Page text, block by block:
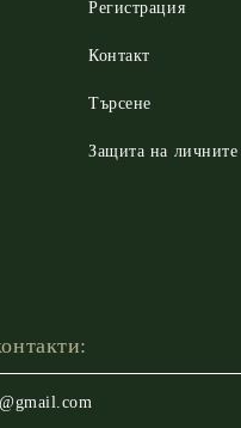
Регистрация
Контакт
Търсене
Защита на